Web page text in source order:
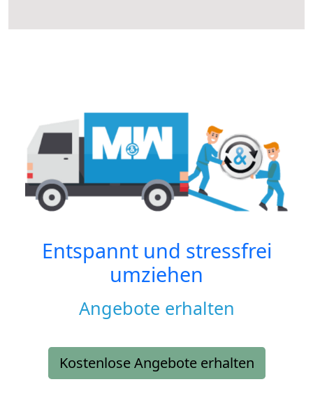
Entspannt und stressfrei
umziehen
Angebote erhalten
Kostenlose Angebote erhalten